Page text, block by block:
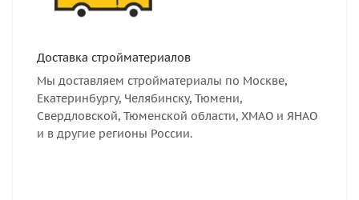
Доставка стройматериалов
Мы доставляем стройматериалы по Москве,
Екатеринбургу, Челябинску, Тюмени,
Свердловской, Тюменской области, ХМАО и ЯНАО
и в другие регионы России.